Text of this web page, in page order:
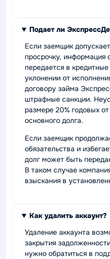
Подает ли
Если заемщик
просрочку, информация
передается в
уклонении от
договору займа
штрафные санкции.
размере 20% годовых
основного долга.
Если заемщик
обязательства и
долг может быть
В таком случае
взыскания в
Как удалить аккаунт?
Удаление аккаунта
закрытия
нужно обратиться в